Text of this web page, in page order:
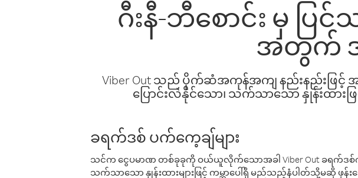
ဂီးနီ-ဘီစောင်း မှ ပြင်
အတွက် အ
Viber Out သည် ပိုက်ဆံအကုန်အကျ နည်းနည်းဖြင့်
ပြောင်းလဲနိုင်သော၊ သက်သာသော နှုန်းထား
ခရက်ဒစ် ပက်ကေ့ချ်များ
သင်က ငွေပမာဏ တစ်ခုခုကို ဝယ်ယူလိုက်သောအခါ Viber Out ခရက်
သက်သာသော နှုန်းထားများဖြင့် ကမ္ဘာပေါ်ရှိ မည်သည့်နံပါတ်သို့မဆို ဖုန်း